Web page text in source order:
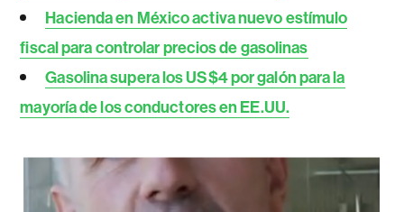
Hacienda en México activa nuevo estímulo
fiscal para controlar precios de gasolinas
Gasolina supera los US$4 por galón para la
mayoría de los conductores en EE.UU.